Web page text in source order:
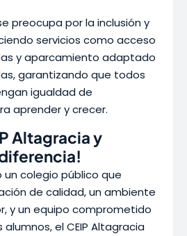
preocupa por la inclusión y
servicios como acceso
y aparcamiento adaptado
garantizando que todos
igualdad de
aprender y crecer.
Altagracia y
un colegio público que
de calidad, un ambiente
y un equipo comprometido
el CEIP Altagracia